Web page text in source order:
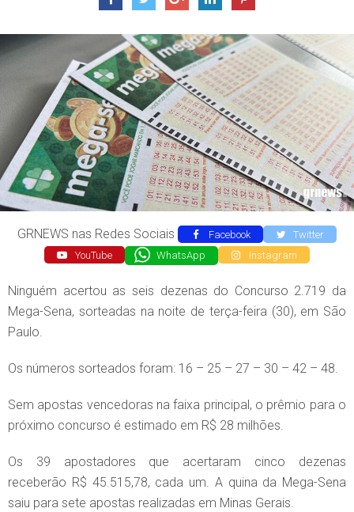
GRNEWS nas Redes Sociais Facebook
Twitter
YouTube
WhatsApp Instagram
Ninguém acertou as seis dezenas do Concurso 2.719 da
Mega-Sena, sorteadas na noite de terça-feira (30), em São
Paulo.
Os números sorteados foram: 16 – 25 – 27 – 30 – 42 – 48.
Sem apostas vencedoras na faixa principal, o prêmio para o
próximo concurso é estimado em R$ 28 milhões.
Os 39 apostadores que acertaram cinco dezenas
receberão R$ 45.515,78, cada um. A quina da Mega-Sena
saiu para sete apostas realizadas em Minas Gerais.